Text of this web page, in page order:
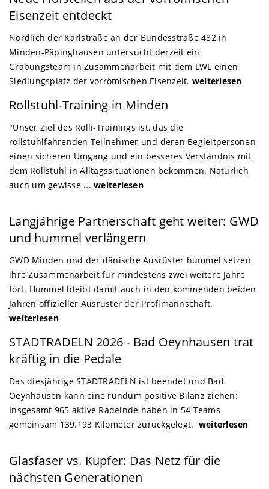
Eisenzeit entdeckt
Nördlich der Karlstraße an der Bundesstraße 482 in
Minden-Päpinghausen untersucht derzeit ein
Grabungsteam in Zusammenarbeit mit dem LWL einen
Siedlungsplatz der vorrömischen Eisenzeit. weiterlesen
Minden
Rollstuhl-Training in Minden
"Unser Ziel des Rolli-Trainings ist, das die
rollstuhlfahrenden Teilnehmer und deren Begleitpersonen
einen sicheren Umgang und ein besseres Verständnis mit
dem Rollstuhl in Alltagssituationen bekommen. Natürlich
auch um gewisse ... weiterlesen
Minden
Langjährige Partnerschaft geht weiter: GWD
und hummel verlängern
GWD Minden und der dänische Ausrüster hummel setzen
ihre Zusammenarbeit für mindestens zwei weitere Jahre
fort. Hummel bleibt damit auch in den kommenden beiden
Jahren offizieller Ausrüster der Profimannschaft.
weiterlesen
Bad Oeynhausen
STADTRADELN 2026 - Bad Oeynhausen trat
kräftig in die Pedale
Das diesjährige STADTRADELN ist beendet und Bad
Oeynhausen kann eine rundum positive Bilanz ziehen:
Insgesamt 965 aktive Radelnde haben in 54 Teams
gemeinsam 139.193 Kilometer zurückgelegt. weiterlesen
Anzeige
Glasfaser vs. Kupfer: Das Netz für die
nächsten Generationen